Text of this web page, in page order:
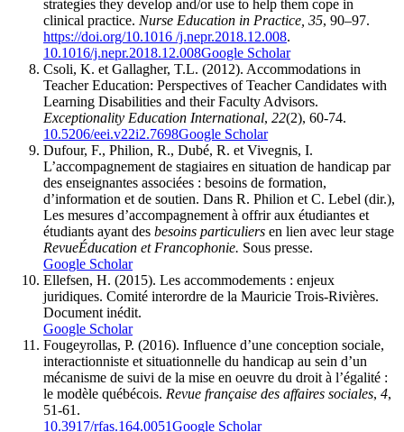
strategies they develop and/or use to help them cope in
clinical practice. Nurse Education in Practice, 35, 90–97.
https://doi.org/10.1016 /j.nepr.2018.12.008.
10.1016/j.nepr.2018.12.008Google Scholar
Csoli, K. et Gallagher, T.L. (2012). Accommodations in
Teacher Education: Perspectives of Teacher Candidates with
Learning Disabilities and their Faculty Advisors.
Exceptionality Education International, 22(2), 60-74.
10.5206/eei.v22i2.7698Google Scholar
Dufour, F., Philion, R., Dubé, R. et Vivegnis, I.
L’accompagnement de stagiaires en situation de handicap par
des enseignantes associées : besoins de formation,
d’information et de soutien. Dans R. Philion et C. Lebel (dir.),
Les mesures d’accompagnement à offrir aux étudiantes et
étudiants ayant des besoins particuliers en lien avec leur stage
RevueÉducation et Francophonie. Sous presse.
Google Scholar
Ellefsen, H. (2015). Les accommodements : enjeux
juridiques. Comité interordre de la Mauricie Trois-Rivières.
Document inédit.
Google Scholar
Fougeyrollas, P. (2016). Influence d’une conception sociale,
interactionniste et situationnelle du handicap au sein d’un
mécanisme de suivi de la mise en oeuvre du droit à l’égalité :
le modèle québécois. Revue française des affaires sociales, 4,
51-61.
10.3917/rfas.164.0051Google Scholar